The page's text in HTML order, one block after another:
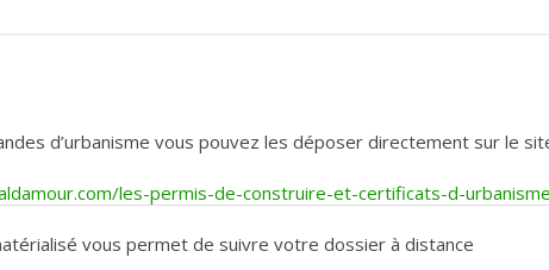
d’urbanisme vous pouvez les déposer directement sur le
les-permis-de-construire-et-certificats-d-
vous permet de suivre votre dossier à distance